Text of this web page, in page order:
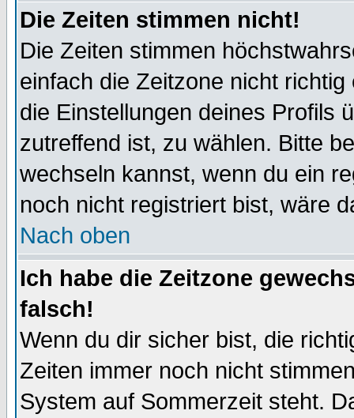
Die Zeiten stimmen nicht!
Die Zeiten stimmen
einfach die Zeitzone nicht
die Einstellungen deines Profils
zutreffend ist, zu wählen. Bitte
wechseln kannst, wenn du ein
noch nicht registriert bist, wäre
Nach oben
Ich habe die Zeitzone
falsch!
Wenn du dir sicher bist, die
Zeiten immer noch nicht
System auf Sommerzeit steht.